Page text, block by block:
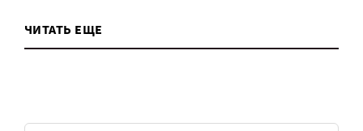
ЧИТАТЬ ЕЩЕ